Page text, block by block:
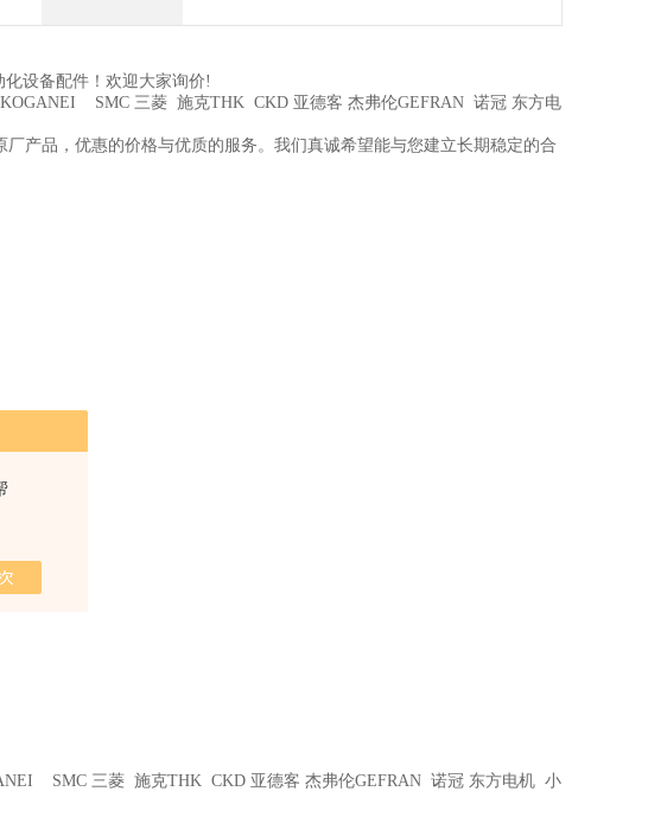
设备配件！欢迎大家询价!
SMC 三菱 施克THK CKD 亚德客 杰弗伦GEFRAN 诺冠 东方电
产品，优惠的价格与优质的服务。我们真诚希望能与您建立长期稳定的合
SMC 三菱 施克THK CKD 亚德客 杰弗伦GEFRAN 诺冠 东方电机 小